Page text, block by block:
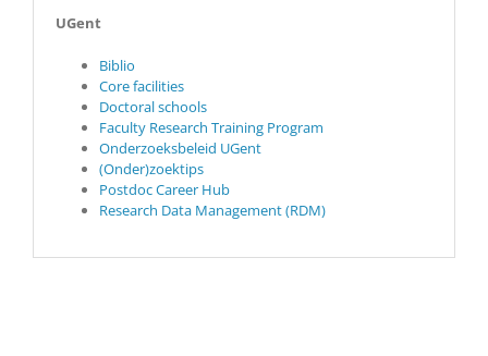
UGent
Biblio
Core facilities
Doctoral schools
Faculty Research Training Program
Onderzoeksbeleid UGent
(Onder)zoektips
Postdoc Career Hub
Research Data Management (RDM)